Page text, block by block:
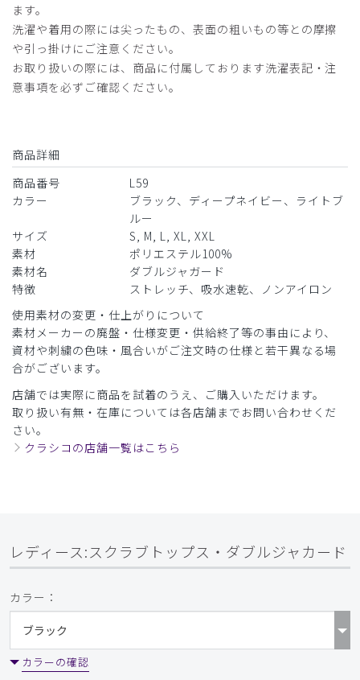
ます。
洗濯や着用の際には尖ったもの、表面の粗いもの等との摩擦
や引っ掛けにご注意ください。
お取り扱いの際には、商品に付属しております洗濯表記・注
意事項を必ずご確認ください。
商品詳細
商品番号
L59
カラー
ブラック、ディープネイビー、ライトブ
ルー
サイズ
S, M, L, XL, XXL
素材
ポリエステル100%
素材名
ダブルジャガード
特徴
ストレッチ、吸水速乾、ノンアイロン
使用素材の変更・仕上がりについて
素材メーカーの廃盤・仕様変更・供給終了等の事由により、
資材や刺繍の色味・風合いがご注文時の仕様と若干異なる場
合がございます。
店舗では実際に商品を試着のうえ、ご購入いただけます。
取り扱い有無・在庫については各店舗までお問い合わせくだ
さい。
クラシコの店舗一覧はこちら
レディース:スクラブトップス・ダブルジャカード
カラー：
カラーの確認